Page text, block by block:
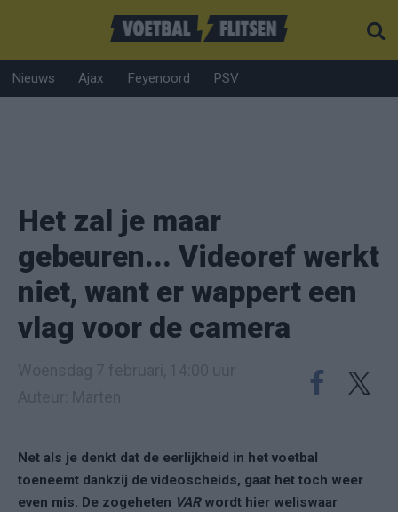
Nieuws Ajax Feyenoord PSV
Het zal je maar
gebeuren... Videoref werkt
niet, want er wappert een
vlag voor de camera
Net als je denkt dat de eerlijkheid in het voetbal
toeneemt dankzij de videoscheids, gaat het toch weer
even mis. De zogeheten VARwordt hier weliswaar